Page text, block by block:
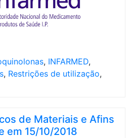
, INFARMED,
, Restrições de utilização,
de Materiais e Afins
em 15/10/2018